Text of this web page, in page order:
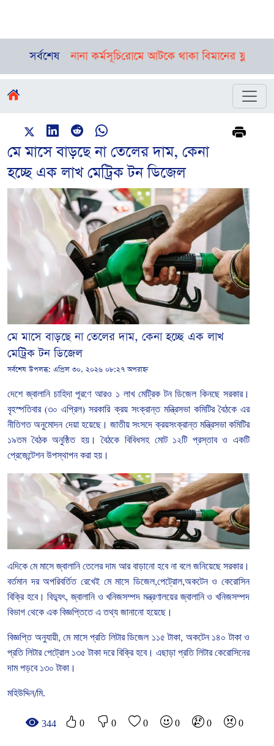
সর্বশেষ
দিনভর নানা কর্মসূচিরোমে আটকে থাকা বিমানের ফ্লাইট ঢাকায়
মে মাসে বাড়ছে না তেলের দাম, কেনা
হচ্ছে এক লাখ মেট্রিক টন ডিজেল
মে মাসে বাড়ছে না তেলের দাম, কেনা হচ্ছে এক লাখ
মেট্রিক টন ডিজেল
সর্বশেষ উপলব্ধ: এপ্রিল ৩০, ২০২৬ ০৮:২৭ অপরাহ্ন
দেশে জ্বালানি চাহিদা পূরণে আরও ১ লাখ মেট্রিক টন ডিজেল কিনছে সরকার।
বৃহস্পতিবার(৩০ এপ্রিল)সরকারি ক্রয় সংক্রান্ত মন্ত্রিসভা কমিটির বৈঠকে এর
নীতিগত অনুমোদন দেয়া হয়েছে। জাতীয় সংসদে ক্রয়সংক্রান্ত মন্ত্রিসভা কমিটির
১৯তম বৈঠক অনুষ্ঠিত হয়। বৈঠকে বিবিধসহ মোট ১২টি প্রস্তাব ও একটি
প্রেজেন্টেশন উপস্থাপন করা হয়।
এদিকে মে মাসে জ্বালানি তেলের দাম আর বাড়ানো হবে না বলে জনিয়েছে সরকার।
বর্তমান দর অপরিবর্তিত রেখেই মে মাসে ডিজেল,পেট্রোল,অকটেন ও কেরোসিন
বিক্রি হবে। বিদ্যুৎ,জ্বালানি ও খনিজসম্পদ মন্ত্রণালয়ের জ্বালানি ও খনিজসম্পদ
বিভাগ থেকে এক বিজ্ঞপ্তিতে এ তথ্য জানানো হয়েছে।
বিজ্ঞপ্তি অনুযায়ী, মে মাসে প্রতি লিটার ডিজেল ১১৫ টাকা, অকটেন ১৪০ টাকা ও
প্রতি লিটার পেট্রোল ১৩৫ টাকা দরে বিক্রি হবে। এছাড়া প্রতি লিটার কেরোসিনের
দাম পড়বে ১৩০ টাকা।
মহিউদ্দিন/মি.
344 0 0 0 0 0 0